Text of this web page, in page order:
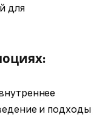
для
и подходы